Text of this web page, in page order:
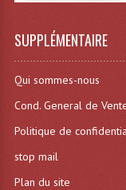
SUPPLÉMENTAIRE
Qui sommes-nous
Cond. General de
Politique de
stop mail
Plan du site